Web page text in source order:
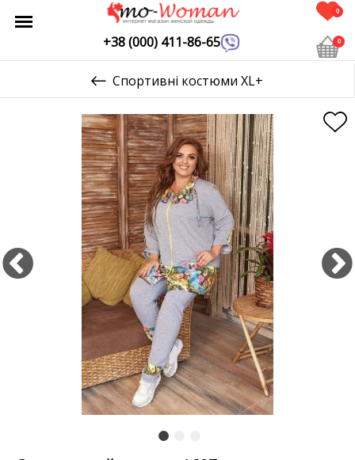
+38 (000) 411-86-65
0
0
Спортивні костюми XL+